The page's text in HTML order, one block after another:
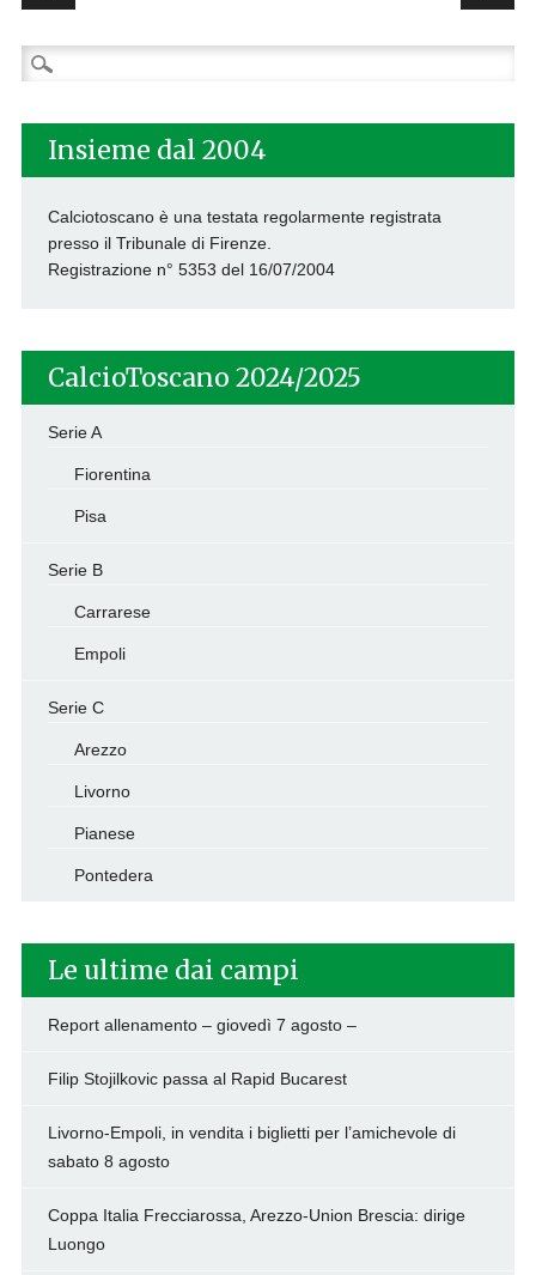
Ricerca
per:
Insieme dal 2004
Calciotoscano è una testata regolarmente registrata
presso il Tribunale di Firenze.
Registrazione n° 5353 del 16/07/2004
CalcioToscano 2024/2025
Serie A
Fiorentina
Pisa
Serie B
Carrarese
Empoli
Serie C
Arezzo
Livorno
Pianese
Pontedera
Le ultime dai campi
Report allenamento – giovedì 7 agosto –
Filip Stojilkovic passa al Rapid Bucarest
Livorno-Empoli, in vendita i biglietti per l’amichevole di
sabato 8 agosto
Coppa Italia Frecciarossa, Arezzo-Union Brescia: dirige
Luongo